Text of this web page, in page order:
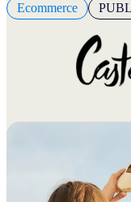
Ecommerce